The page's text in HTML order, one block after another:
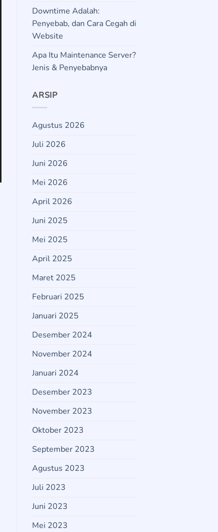
Downtime Adalah:
Penyebab, dan Cara Cegah di
Website
Apa Itu Maintenance Server?
Jenis & Penyebabnya
ARSIP
Agustus 2026
Juli 2026
Juni 2026
Mei 2026
April 2026
Juni 2025
Mei 2025
April 2025
Maret 2025
Februari 2025
Januari 2025
Desember 2024
November 2024
Januari 2024
Desember 2023
November 2023
Oktober 2023
September 2023
Agustus 2023
Juli 2023
Juni 2023
Mei 2023